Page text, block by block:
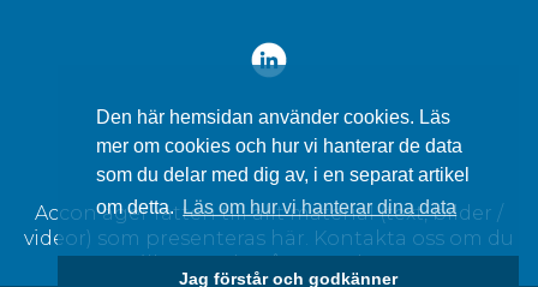
Den här hemsidan använder cookies. Läs
mer om cookies och hur vi hanterar de data
som du delar med dig av, i en separat artikel
om detta.Läs om hur vi hanterar dina data
Jag förstår och godkänner
Accon äger rätten till allt material (text, bilder /
videor) som presenteras här. Kontakta oss om du